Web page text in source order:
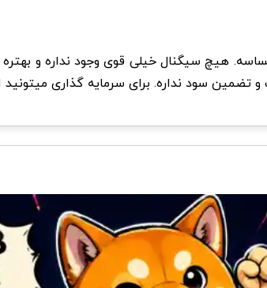
1405 میگه بازار فعلا متعادل ولی حساسه. هیچ سیگنال خیلی
سود نداره. برای سرمایه گذاری میتونید